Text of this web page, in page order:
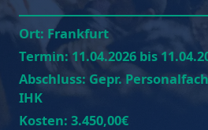
Ort: Frankfurt
Termin: 11.04.2026 bis
Abschluss: Gepr.
IHK
Kosten: 3.450,00€